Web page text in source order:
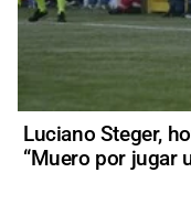
Luciano Steger,
“Muero por jugar